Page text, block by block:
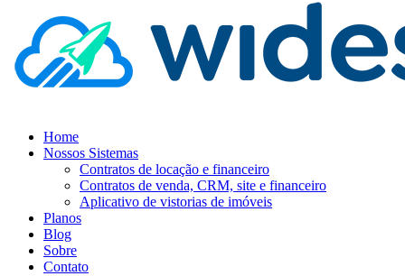
Home
Nossos Sistemas
Contratos de locação e financeiro
Contratos de venda, CRM, site e financeiro
Aplicativo de vistorias de imóveis
Planos
Blog
Sobre
Contato